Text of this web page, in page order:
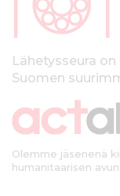
kLähetysseura
Suomen
Olemme jäsenenä
humanitaarisen